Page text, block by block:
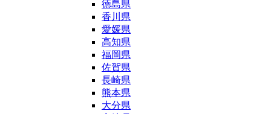
徳島県
香川県
愛媛県
高知県
福岡県
佐賀県
長崎県
熊本県
大分県